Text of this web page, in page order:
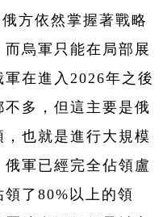
方依然掌握著戰略
烏軍只能在局部展
在進入2026年之後
多，但這主要是俄
也就是進行大規模
軍已經完全佔領盧
了80%以上的領